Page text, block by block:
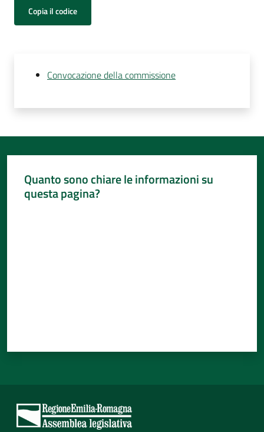
Copia il codice
Convocazione della commissione
Quanto sono chiare le informazioni su
questa pagina?